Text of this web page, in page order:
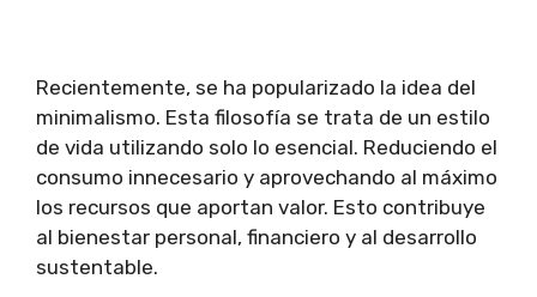
Recientemente, se ha popularizado la idea del
minimalismo. Esta filosofía se trata de un estilo
de vida utilizando solo lo esencial. Reduciendo el
consumo innecesario y aprovechando al máximo
los recursos que aportan valor. Esto contribuye
al bienestar personal, financiero y al desarrollo
sustentable.